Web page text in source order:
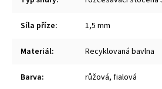
Síla příze: 1,5 mm
Materiál: Recyklovaná bavlna
Barva: růžová, fialová